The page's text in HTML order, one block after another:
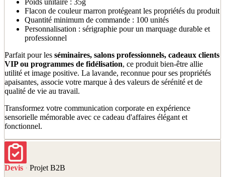
Flacon de couleur marron protégeant les propriétés du produit
Quantité minimum de commande : 100 unités
Personnalisation : sérigraphie pour un marquage durable et
professionnel
Parfait pour les séminaires, salons professionnels, cadeaux clients
VIP ou programmes de fidélisation, ce produit bien-être allie
utilité et image positive. La lavande, reconnue pour ses propriétés
apaisantes, associe votre marque à des valeurs de sérénité et de
qualité de vie au travail.
Transformez votre communication corporate en expérience
sensorielle mémorable avec ce cadeau d'affaires élégant et
fonctionnel.
Devis · Projet B2B